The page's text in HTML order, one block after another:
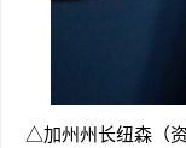
△加州州长纽森（资